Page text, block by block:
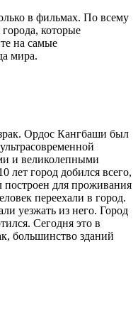
в фильмах. По всему
которые
на самые
мира.
Ордос Кангбаши был
и великолепными
лет город добился всего,
для проживания
переехали в город.
уезжать из него. Город
Сегодня это в
большинство зданий